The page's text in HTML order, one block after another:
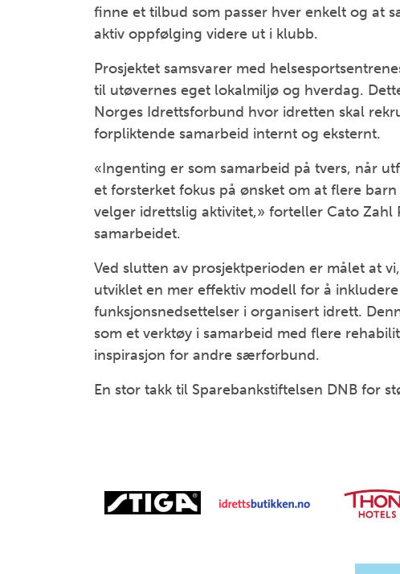
finne et tilbud som passer hver enkelt og at
aktiv oppfølging videre ut i klubb.
Prosjektet samsvarer med
til utøvernes eget lokalmiljø og hverdag.
Norges Idrettsforbund hvor idretten skal
forpliktende samarbeid internt og eksternt.
«Ingenting er som samarbeid på tvers, når
et forsterket fokus på ønsket om at flere
velger idrettslig aktivitet,» forteller Cato
samarbeidet.
Ved slutten av prosjektperioden er målet at
utviklet en mer effektiv modell for å
funksjonsnedsettelser i organisert idrett.
som et verktøy i samarbeid med flere
inspirasjon for andre særforbund.
En stor takk til Sparebankstiftelsen DNB for